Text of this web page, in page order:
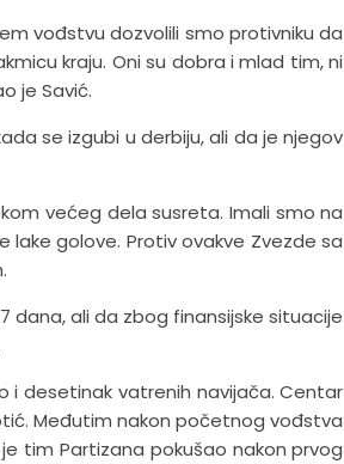
vođstvu dozvolili smo protivniku da
kraju. Oni su dobra i mlad tim, ni
je Savić.
se izgubi u derbiju, ali da je njegov
većeg dela susreta. Imali smo na
lake golove. Protiv ovakve Zvezde sa
dana, ali da zbog finansijske situacije
i desetinak vatrenih navijača. Centar
Međutim nakon početnog vođstva
tim Partizana pokušao nakon prvog